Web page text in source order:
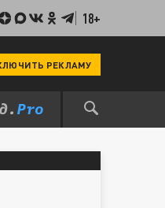
18+
РЕКЛАМУ